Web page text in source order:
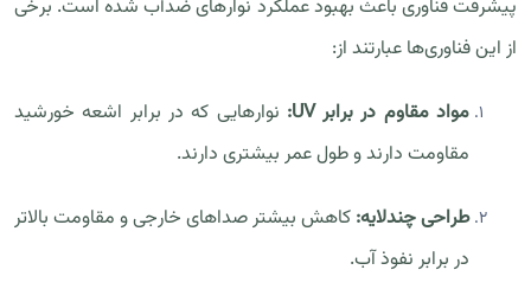
پیشرفت فناوری باعث بهبود عملکرد نوارهای ضدآب شده است. برخی
از این فناوری‌ها عبارتند از:
مواد مقاوم در برابر UV:
نوارهایی که در برابر اشعه خورشید
مقاومت دارند و طول عمر بیشتری دارند.
طراحی چندلایه: کاهش بیشتر صداهای خارجی و مقاومت بالاتر
در برابر نفوذ آب.